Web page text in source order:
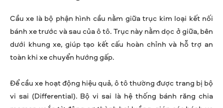
Cầu xe là bộ phận hình cầu nằm giữa trục kim loại kết nối
bánh xe trước và sau của ô tô. Trục này nằm dọc ở giữa, bên
dưới khung xe, giúp tạo kết cấu hoàn chỉnh và hỗ trợ an
toàn khi xe chuyển hướng gấp.
Để cầu xe hoạt động hiệu quả, ô tô thường được trang bị bộ
vi sai (Differential). Bộ vi sai là hệ thống bánh răng chia